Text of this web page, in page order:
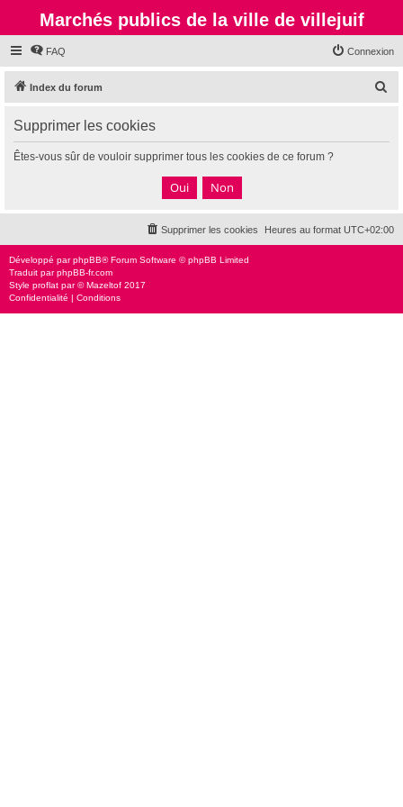
Marchés publics de la ville de villejuif
FAQ Connexion
Index du forum
c
Supprimer les cookies
Êtes-vous sûr de vouloir supprimer tous les cookies de ce forum ?
Heures au format UTC+02:00
Supprimer les cookies
Développé parphpBB® Forum Software © phpBB Limited
Traduit parphpBB-fr.com
Style proflat par ©Mazeltof 2017
Confidentialité | Conditions